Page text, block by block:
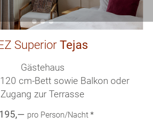
Superior Tejas
Gästehaus
cm-Bett sowie Balkon oder
Zugang zur Terrasse
195,— pro Person/Nacht *